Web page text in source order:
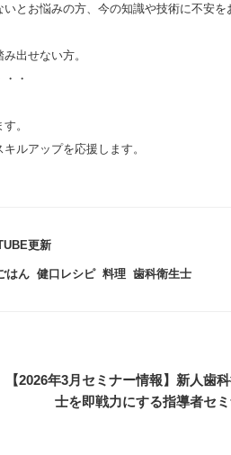
とお悩みの方、今の知識や技術に不安を
出せない方。
・
。
ルアップを応援します。
更新
はん ,健口レシピ,料理 ,歯科衛生士
次
【2026年3月セミナー情報】新人歯
士を即戦力にする指導者セ